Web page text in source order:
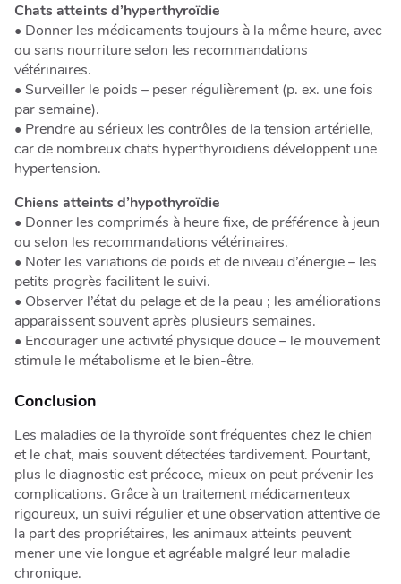
Chats atteints d’hyperthyroïdie
• Donner les médicaments toujours à la même heure, avec
ou sans nourriture selon les recommandations
vétérinaires.
• Surveiller le poids – peser régulièrement (p. ex. une fois
par semaine).
• Prendre au sérieux les contrôles de la tension artérielle,
car de nombreux chats hyperthyroïdiens développent une
hypertension.
Chiens atteints d’hypothyroïdie
• Donner les comprimés à heure fixe, de préférence à jeun
ou selon les recommandations vétérinaires.
• Noter les variations de poids et de niveau d’énergie – les
petits progrès facilitent le suivi.
• Observer l’état du pelage et de la peau ; les améliorations
apparaissent souvent après plusieurs semaines.
• Encourager une activité physique douce – le mouvement
stimule le métabolisme et le bien-être.
Conclusion
Les maladies de la thyroïde sont fréquentes chez le chien
et le chat, mais souvent détectées tardivement. Pourtant,
plus le diagnostic est précoce, mieux on peut prévenir les
complications. Grâce à un traitement médicamenteux
rigoureux, un suivi régulier et une observation attentive de
la part des propriétaires, les animaux atteints peuvent
mener une vie longue et agréable malgré leur maladie
chronique.